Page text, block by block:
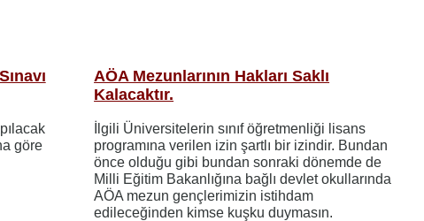
göre
AÖA Mezunlarının Hakları Saklı
Kalacaktır.
İlgili Üniversitelerin sınıf öğretmenliği lisans
programına verilen izin şartlı bir izindir. Bundan
önce olduğu gibi bundan sonraki dönemde de
Milli Eğitim Bakanlığına bağlı devlet okullarında
AÖA mezun gençlerimizin istihdam
edileceğinden kimse kuşku duymasın.